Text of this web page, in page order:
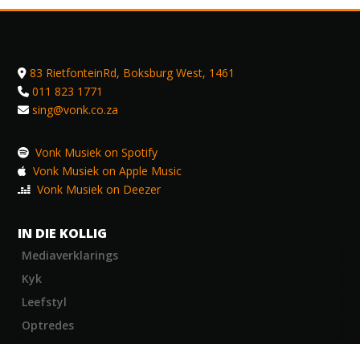
83 RietfonteinRd, Boksburg West, 1461
011 823 1771
sing@vonk.co.za
Vonk Musiek on Spotify
Vonk Musiek on Apple Music
Vonk Musiek on Deezer
IN DIE KOLLIG
Mediaverklarings
Kyk
Leefstyl
Optredes